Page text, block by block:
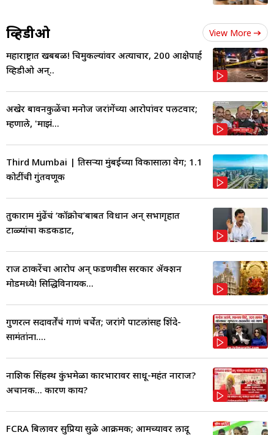
व्हिडीओ View More
महाराष्ट्रात खबबळ! चिमुकल्यांवर अत्याचार, 200 आक्षेपार्ह
व्हिडीओ अन्..
अखेर बावनकुळेंचा मनोज जरांगेंच्या आरोपांवर पलटवार;
म्हणाले, 'माझं...
Third Mumbai | तिसऱ्या मुंबईच्या विकासाला वेग; 1.1
कोटींची गुंतवणूक
तुकाराम मुंढेंचं ‘कॉक्रोच’बाबत विधान अन् सभागृहात
टाळ्यांचा कडकडाट,
राज ठाकरेंचा आरोप अन् फडणवीस सरकार ॲक्शन
मोडमध्ये! सिद्धिविनायक...
गुणरत्न सदावर्तेंचं गाणं चर्चेत; जरांगे पाटलांसह शिंदे-
सामंतांना....
नाशिक सिंहस्थ कुंभमेळा कारभारावर साधू-महंत नाराज?
अचानक... कारण काय?
FCRA बिलावर सुप्रिया सुळे आक्रमक; आमच्यावर लादू